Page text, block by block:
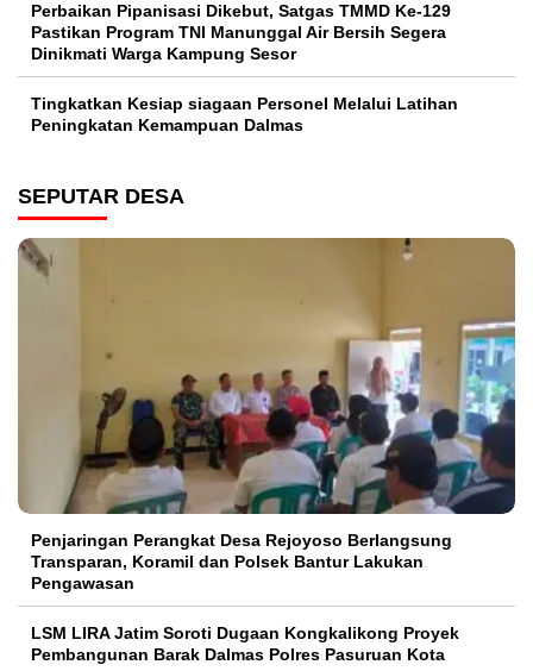
Perbaikan Pipanisasi Dikebut, Satgas TMMD Ke-129
Pastikan Program TNI Manunggal Air Bersih Segera
Dinikmati Warga Kampung Sesor
Tingkatkan Kesiap siagaan Personel Melalui Latihan
Peningkatan Kemampuan Dalmas
SEPUTAR DESA
Penjaringan Perangkat Desa Rejoyoso Berlangsung
Transparan, Koramil dan Polsek Bantur Lakukan
Pengawasan
LSM LIRA Jatim Soroti Dugaan Kongkalikong Proyek
Pembangunan Barak Dalmas Polres Pasuruan Kota